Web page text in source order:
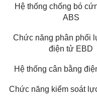
Hệ thống chống bó
ABS
Chức năng phân phối
điện tử EBD
Hệ thống cân bằng
Chức năng kiểm soát